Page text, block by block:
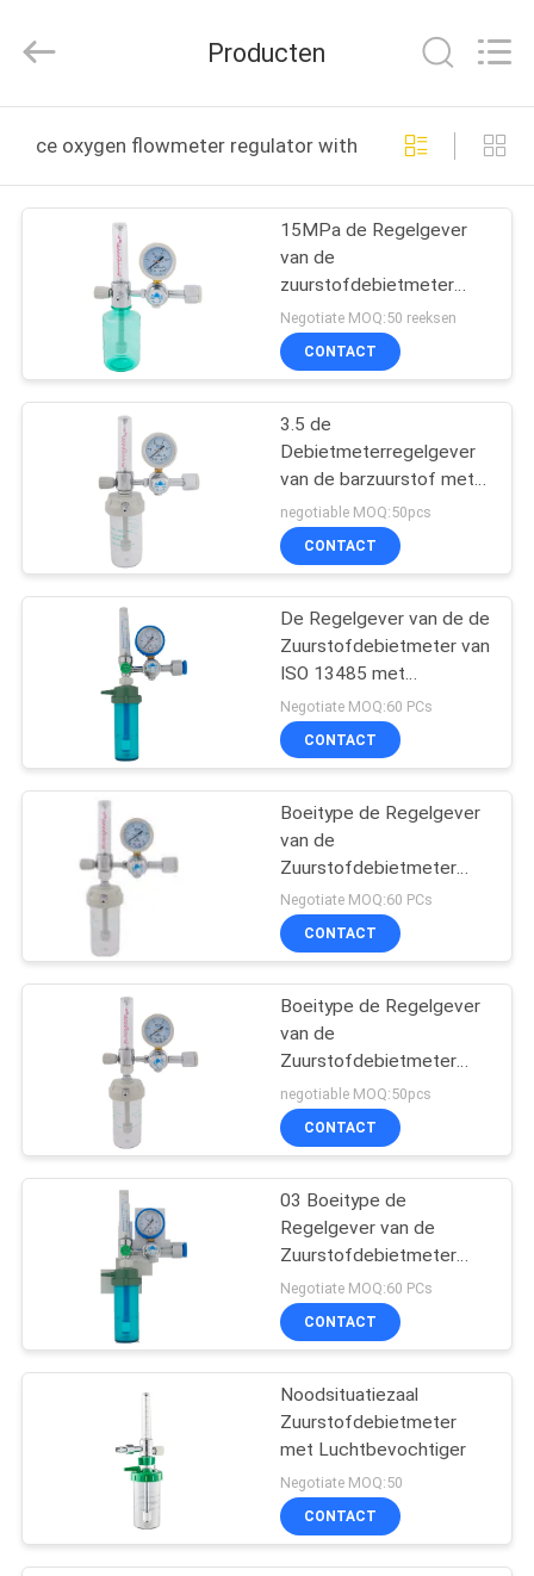
PRODUCTEN
ONGEVEER
FABRIEKSREIS
KWALITEITSCONTROLE
CONTACTEER
ONS
VERZOEK
CITAAT
SITEMAP
PRIVACY
POLICY
Ltd..
Reserved.
Producten
ce oxygen flowmeter regulator with humidifier online
15MPa de Regelgever
van de
zuurstofdebietmeter
met Luchtbevochtiger
Negotiate MOQ:50 reeksen
CONTACT
3.5 de
Debietmeterregelgever
van de barzuurstof met
Luchtbevochtiger
negotiable MOQ:50pcs
CONTACT
De Regelgever van de de
Zuurstofdebietmeter van
ISO 13485 met
Luchtbevochtiger
Negotiate MOQ:60 PCs
CONTACT
Boeitype de Regelgever
van de
Zuurstofdebietmeter
met de Stroommeter van
de Luchtbevochtiger
Medische Zuurstof
Negotiate MOQ:60 PCs
CONTACT
Boeitype de Regelgever
van de
Zuurstofdebietmeter
met Luchtbevochtiger
negotiable MOQ:50pcs
CONTACT
03 Boeitype de
Regelgever van de
Zuurstofdebietmeter
met Luchtbevochtiger
voor Cilinder
Negotiate MOQ:60 PCs
CONTACT
Noodsituatiezaal
Zuurstofdebietmeter
met Luchtbevochtiger
Negotiate MOQ:50
CONTACT